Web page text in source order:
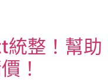
統整！幫助
！